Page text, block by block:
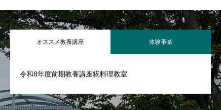
前期教養講座一覧
オススメ教養講座 体験事業
令和8年度前期教養講座糀料理教室